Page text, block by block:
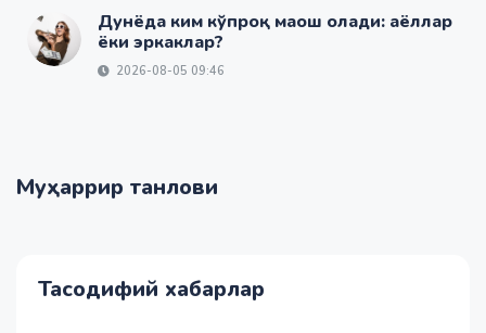
Дунёда ким кўпроқ маош олади: аёллар
ёки эркаклар?
2026-08-05 09:46
Муҳаррир танлови
Тасодифий хабарлар